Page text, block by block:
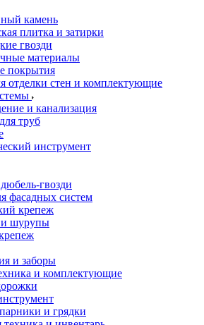
камень
плитка и затирки
гвозди
материалы
покрытия
отделки стен и комплектующие
и канализация
труб
инструмент
гвозди
фасадных систем
крепеж
шурупы
и заборы
и комплектующие
и грядки